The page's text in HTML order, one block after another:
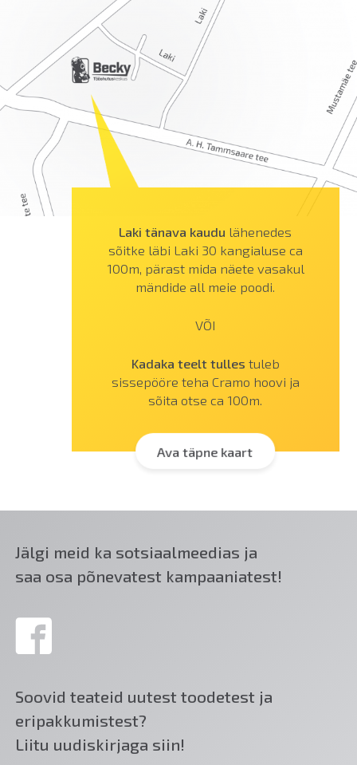
Laki tänava kaudu lähenedes
sõitke läbi Laki 30 kangialuse ca
100m, pärast mida näete vasakul
mändide all meie poodi.
VÕI
Kadaka teelt tulles tuleb
sissepööre teha Cramo hoovi ja
sõita otse ca 100m.
Ava täpne kaart
Jälgi meid ka sotsiaalmeedias ja
saa osa põnevatest kampaaniatest!
Soovid teateid uutest toodetest ja
eripakkumistest?
Liitu uudiskirjaga siin!